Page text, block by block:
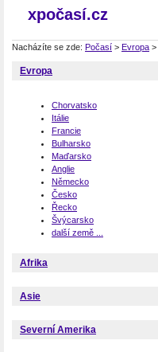
xpočasí.cz
Nacházíte se zde: Počasí > Evropa >
Evropa
Chorvatsko
Itálie
Francie
Bulharsko
Maďarsko
Anglie
Německo
Česko
Řecko
Švýcarsko
další země ...
Afrika
Asie
Severní Amerika